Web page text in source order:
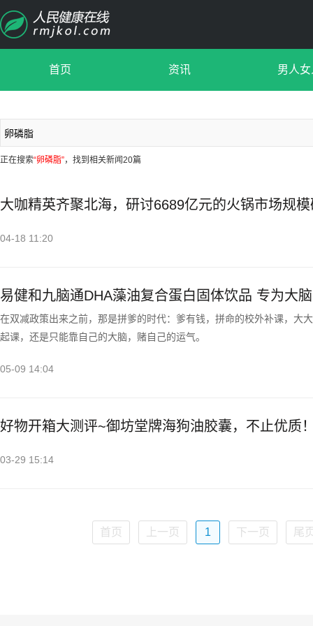
首页 资讯 男人女
正在搜索“卵磷脂”，找到相关新闻20篇
大咖精英齐聚北海，研讨6689亿元的火锅市场规
04-18 11:20
易健和九脑通DHA藻油复合蛋白固体饮品 专为大
在双减政策出来之前，那是拼爹的时代：爹有钱，拼命的校外补课，大
起课，还是只能靠自己的大脑，赌自己的运气。
05-09 14:04
好物开箱大测评~御坊堂牌海狗油胶囊，不止优质
03-29 15:14
首页 上一页 1 下一页 尾